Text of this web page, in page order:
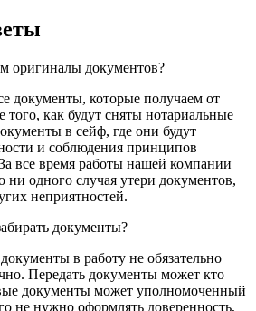
оригиналы документов?
документы, которые получаем от
как будут сняты нотариальные
в сейф, где они будут
и соблюдения принципов
все время работы нашей компании
ни одного случая утери документов,
неприятностей.
документы?
в работу не обязательно
Передать документы может кто
документы может уполномоченный
не нужно оформлять доверенность,